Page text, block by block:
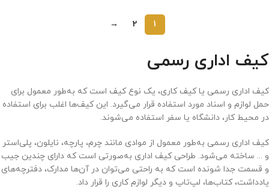
1
2
→
کیف اداری رسمی
کیف اداری رسمی یا کیف کاری، یک نوع کیف است که به‌طور معمول برای
حمل لوازم و اسناد مورد استفاده قرار می‌گیرد. این کیف‌ها اغلب برای استفاده
در محیط کار، دانشگاه یا سفر استفاده می‌شوند.
کیف اداری رسمی به‌طور معمول از موادی مانند چرم، پارچه، نایلون، پلی‌استر
و ... ساخته می‌شود. طراحی کیف اداری به‌صورتی است که دارای چندین جیب
و قسمت جدا شونده است که به راحتی می‌توان در آن‌ها مدارک، دفترچه‌های
یادداشت، کتاب‌ها، لپ‌تاپ و دیگر لوازم کاری را قرار داد.